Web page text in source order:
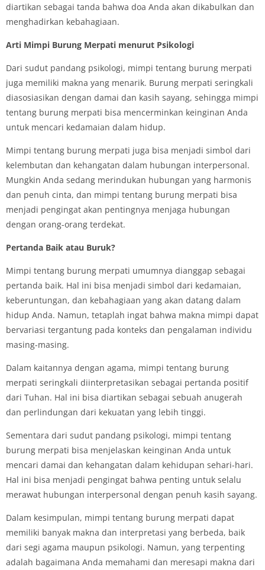
diartikan sebagai tanda bahwa doa Anda akan dikabulkan dan
menghadirkan kebahagiaan.
Arti Mimpi Burung Merpati menurut Psikologi
Dari sudut pandang psikologi, mimpi tentang burung merpati
juga memiliki makna yang menarik. Burung merpati seringkali
diasosiasikan dengan damai dan kasih sayang, sehingga mimpi
tentang burung merpati bisa mencerminkan keinginan Anda
untuk mencari kedamaian dalam hidup.
Mimpi tentang burung merpati juga bisa menjadi simbol dari
kelembutan dan kehangatan dalam hubungan interpersonal.
Mungkin Anda sedang merindukan hubungan yang harmonis
dan penuh cinta, dan mimpi tentang burung merpati bisa
menjadi pengingat akan pentingnya menjaga hubungan
dengan orang-orang terdekat.
Pertanda Baik atau Buruk?
Mimpi tentang burung merpati umumnya dianggap sebagai
pertanda baik. Hal ini bisa menjadi simbol dari kedamaian,
keberuntungan, dan kebahagiaan yang akan datang dalam
hidup Anda. Namun, tetaplah ingat bahwa makna mimpi dapat
bervariasi tergantung pada konteks dan pengalaman individu
masing-masing.
Dalam kaitannya dengan agama, mimpi tentang burung
merpati seringkali diinterpretasikan sebagai pertanda positif
dari Tuhan. Hal ini bisa diartikan sebagai sebuah anugerah
dan perlindungan dari kekuatan yang lebih tinggi.
Sementara dari sudut pandang psikologi, mimpi tentang
burung merpati bisa menjelaskan keinginan Anda untuk
mencari damai dan kehangatan dalam kehidupan sehari-hari.
Hal ini bisa menjadi pengingat bahwa penting untuk selalu
merawat hubungan interpersonal dengan penuh kasih sayang.
Dalam kesimpulan, mimpi tentang burung merpati dapat
memiliki banyak makna dan interpretasi yang berbeda, baik
dari segi agama maupun psikologi. Namun, yang terpenting
adalah bagaimana Anda memahami dan meresapi makna dari